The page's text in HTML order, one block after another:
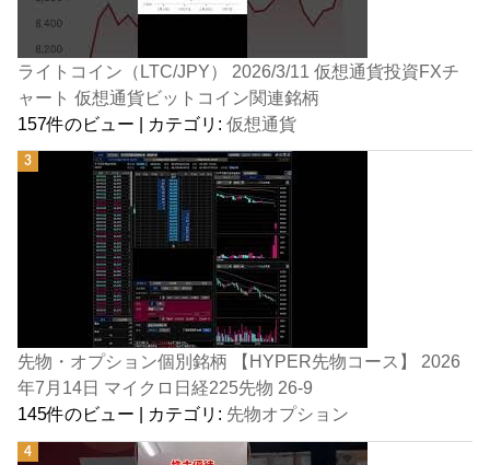
ライトコイン（LTC/JPY） 2026/3/11 仮想通貨投資FXチ
ャート 仮想通貨ビットコイン関連銘柄
157件のビュー | カテゴリ:仮想通貨
先物・オプション個別銘柄 【HYPER先物コース】 2026
年7月14日 マイクロ日経225先物 26-9
145件のビュー | カテゴリ: 先物オプション